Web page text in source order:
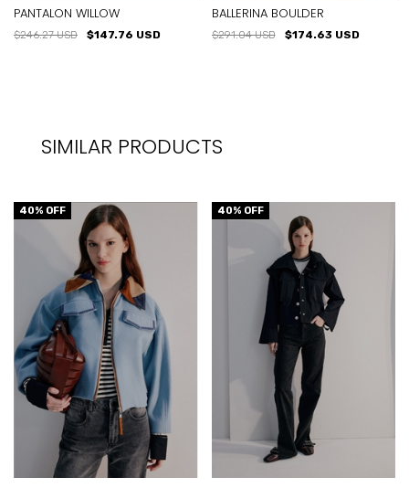
SIMILAR PRODUCTS
40% OFF 40% OFF
PANTALON WILLOW
$246.27 USD $147.76 USD
BALLERINA BOULDER
$291.04 USD $174.63 USD